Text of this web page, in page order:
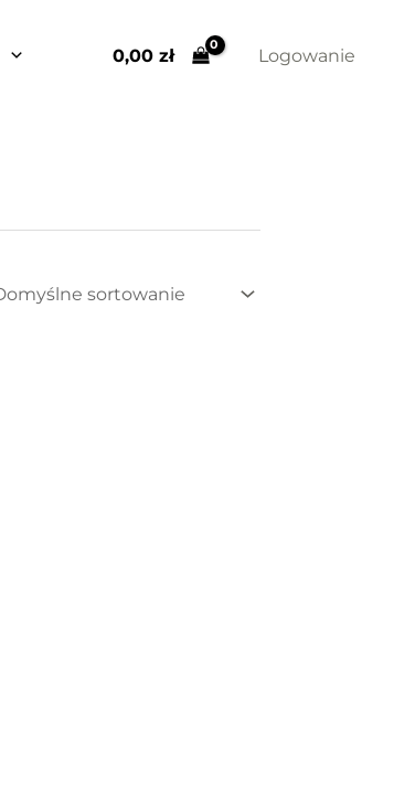
0,00 zł Logowanie